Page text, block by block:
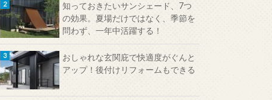
知っておきたいサンシェード、7つ
の効果。夏場だけではなく、季節を
問わず、一年中活躍する！
おしゃれな玄関庇で快適度がぐんと
アップ！後付けリフォームもできる